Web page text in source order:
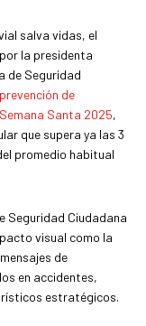
salva vidas, el
la presidenta
de Seguridad
de
Santa 2025,
que supera ya las 3
promedio habitual
Seguridad Ciudadana
visual como la
de
en accidentes,
estratégicos.